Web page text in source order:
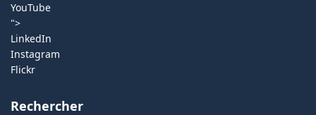
YouTube
">
LinkedIn
Instagram
Flickr
Rechercher